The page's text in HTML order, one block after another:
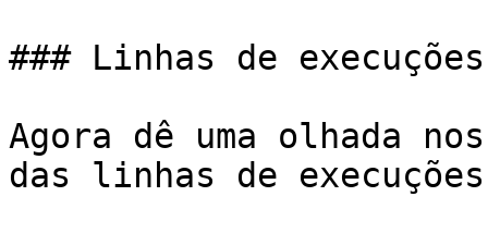
### Linhas de execuções
Agora dê uma olhada
das linhas de